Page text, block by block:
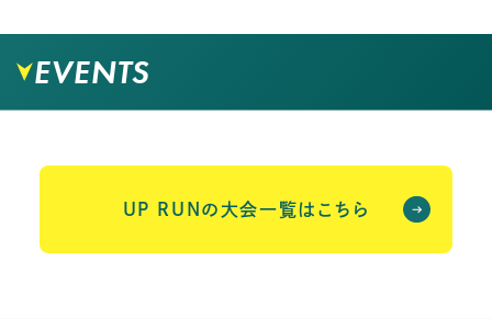
EVENTS
UP RUNの大会一覧はこちら